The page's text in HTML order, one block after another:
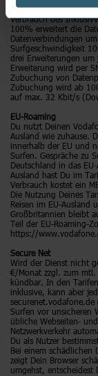
Die Datenautomatik
Verbrauch des
100% erweitert die
Datenverbindungen
Surfgeschwindigkeit
drei Erweiterungen
Erweiterung wird per
Zubuchung von
Zubuchung wird ab
auf max. 32 Kbit/s
EU-Roaming
Du nutzt Deinen
Ausland wie zuhause.
innerhalb der EU und
Surfen. Gespräche zu
Deutschland in das
Ausland hast Du im
Verbrauch kostet ein
Die Nutzung Deines
Reisen im EU-Ausland
Großbritannien bleibt
Teil der EU-Roaming-
https://
Secure Net
Wird der Dienst nicht
€/Monat zzgl. zum
kündbar. In den
inklusive, kann aber
Surfen vor unsicheren
übliche Webseiten-
Netzwerkverkehr
Du als Nutzer
Bei einem schädlichen
zeigt Dein Browser
umgehst, entscheidest